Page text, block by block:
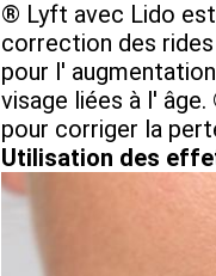
® Lyft avec Lido
correction des
pour l'
visage liées à l'
pour corriger la
Utilisation des